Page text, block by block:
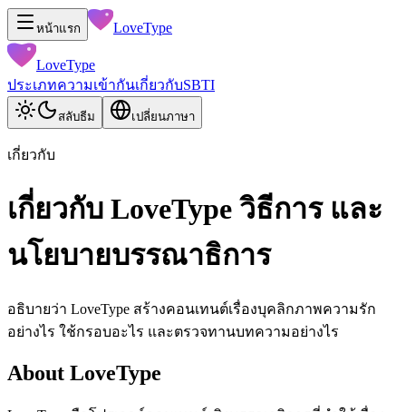
หน้าแรก LoveType
LoveType
ประเภทความเข้ากันเกี่ยวกับSBTI
สลับธีม เปลี่ยนภาษา
เกี่ยวกับ
เกี่ยวกับ LoveType วิธีการ และ
นโยบายบรรณาธิการ
อธิบายว่า LoveType สร้างคอนเทนต์เรื่องบุคลิกภาพความรัก
อย่างไร ใช้กรอบอะไร และตรวจทานบทความอย่างไร
About LoveType